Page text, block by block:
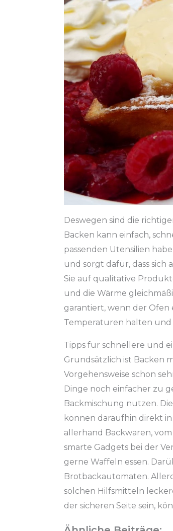
Deswegen sind die
Backen kann einfach,
passenden Utensilien
und sorgt dafür, dass sich
Sie auf qualitative
und die Wärme
garantiert, wenn der Ofen
Temperaturen halten und
Tipps für schnellere und
Grundsätzlich ist Backen
Vorgehensweise schon
Dinge noch einfacher zu
Backmischung nutzen.
können daraufhin direkt
allerhand Backwaren,
smarte Gadgets bei der
gerne Waffeln essen.
Brotbackautomaten.
solchen Hilfsmitteln
der sicheren Seite sein,